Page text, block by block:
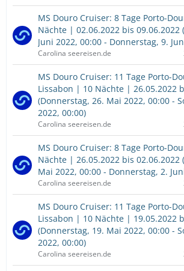
MS Douro Cruiser: 8 Tage Porto-
Nächte | 02.06.2022 bis 09.06.2022
Juni 2022, 00:00 - Donnerstag, 9.
Carolina seereisen.de
MS Douro Cruiser: 11 Tage Porto-
Lissabon | 10 Nächte | 26.05.2022
(Donnerstag, 26. Mai 2022, 00:00 -
2022, 00:00)
Carolina seereisen.de
MS Douro Cruiser: 8 Tage Porto-
Nächte | 26.05.2022 bis 02.06.2022
Mai 2022, 00:00 - Donnerstag, 2.
Carolina seereisen.de
MS Douro Cruiser: 11 Tage Porto-
Lissabon | 10 Nächte | 19.05.2022
(Donnerstag, 19. Mai 2022, 00:00 -
2022, 00:00)
Carolina seereisen.de